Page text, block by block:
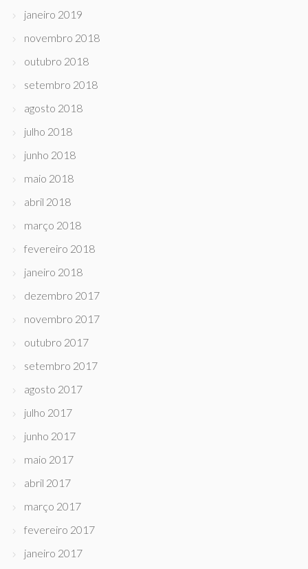
janeiro 2019
novembro 2018
outubro 2018
setembro 2018
agosto 2018
julho 2018
junho 2018
maio 2018
abril 2018
março 2018
fevereiro 2018
janeiro 2018
dezembro 2017
novembro 2017
outubro 2017
setembro 2017
agosto 2017
julho 2017
junho 2017
maio 2017
abril 2017
março 2017
fevereiro 2017
janeiro 2017